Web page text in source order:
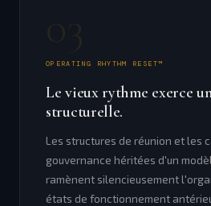
OPERATING RHYTHM RESET™
Le vieux rythme exerce
structurelle.
Les structures de réunion et les
gouvernance héritées d'un
ramènent silencieusement
états de fonctionnement